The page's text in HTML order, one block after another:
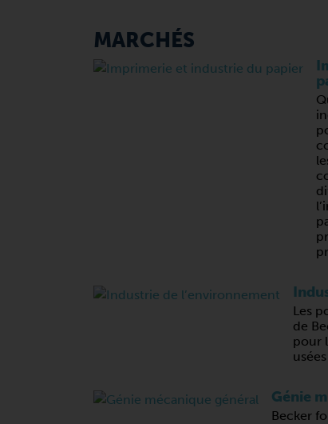
MARCHÉS
Les
de
pour
Génie
Becker